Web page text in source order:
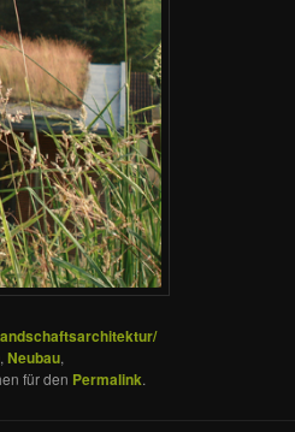
, Neubau,
für den Permalink.